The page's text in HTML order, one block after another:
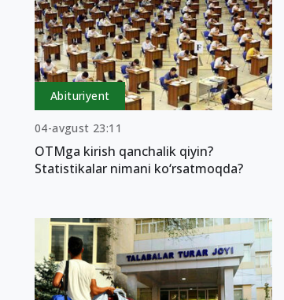
Abituriyent
04-avgust 23:11
OTMga kirish qanchalik qiyin?
Statistikalar nimani ko‘rsatmoqda?